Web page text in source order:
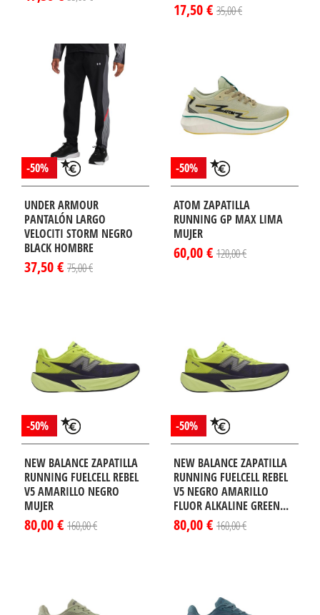
17,50 € 35,00 €
-50%
UNDER ARMOUR
PANTALÓN LARGO
VELOCITI STORM NEGRO
BLACK HOMBRE
37,50 € 75,00 €
-50%
ATOM ZAPATILLA
RUNNING GP MAX LIMA
MUJER
60,00 € 120,00 €
-50%
NEW BALANCE ZAPATILLA
RUNNING FUELCELL REBEL
V5 AMARILLO NEGRO
MUJER
80,00 € 160,00 €
-50%
NEW BALANCE ZAPATILLA
RUNNING FUELCELL REBEL
V5 NEGRO AMARILLO
FLUOR ALKALINE GREEN...
80,00 € 160,00 €